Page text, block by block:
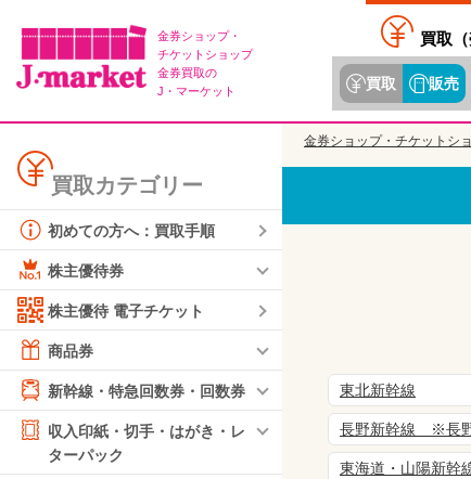
金券ショップ・
チケットショップ
金券買取の
J・マーケット
買取（
買取 販売
買取カテゴリー
初めての方へ：買取手順
株主優待券
株主優待 電子チケット
商品券
新幹線・特急回数券・回数券
収入印紙・切手・はがき・レ
ターパック
金券ショップ・チケットシ
東北新幹線
長野新幹線 ※長
東海道・山陽新幹